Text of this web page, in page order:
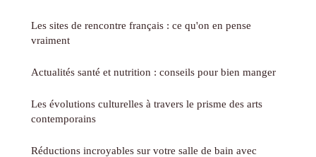
Les sites de rencontre français : ce qu'on en pense
vraiment
Actualités santé et nutrition : conseils pour bien manger
Les évolutions culturelles à travers le prisme des arts
contemporains
Réductions incroyables sur votre salle de bain avec